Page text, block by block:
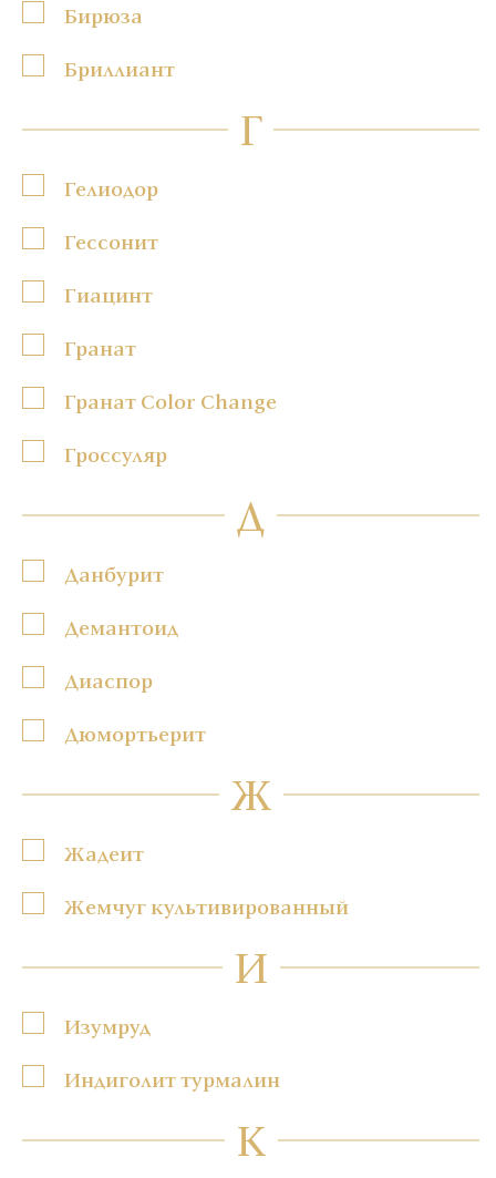
Бирюза
Бриллиант
Г
Гелиодор
Гессонит
Гиацинт
Гранат
Гранат Color Change
Гроссуляр
Д
Данбурит
Демантоид
Диаспор
Дюмортьерит
Ж
Жадеит
Жемчуг культивированный
И
Изумруд
Индиголит турмалин
К